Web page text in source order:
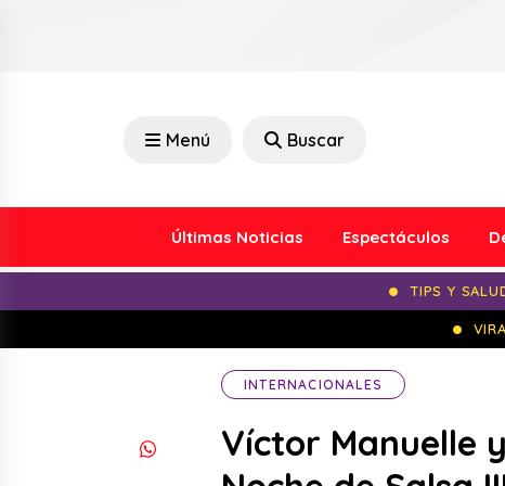
Menú Buscar
Últimas Noticias Espectáculos
TIPS Y
INTERNACIONALES
Víctor Manuelle